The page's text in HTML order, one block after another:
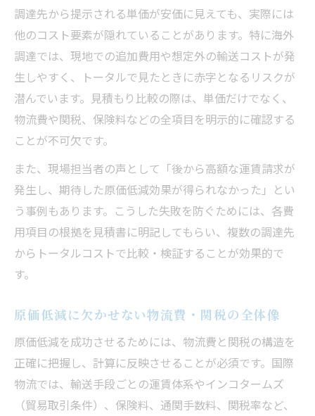
調達先から提示される単価が安価に見えても、実際には
他のコスト要素が隠れていることがあります。特に海外
調達では、現地での追加費用や想定外の輸送コストが発
生しやすく、トータルで見たときに赤字となるリスクが
潜んでいます。見積もり比較の際は、単価だけでなく、
物流費や関税、保険料などの全項目を明示的に確認する
ことが不可欠です。
また、現場担当者の声として「後から高額な運賃請求が
発生し、期待した原価低減効果が得られなかった」とい
う事例もあります。こうした失敗を防ぐためには、各費
用項目の根拠を見積書に明記してもらい、複数の調達先
からトータルコストで比較・検証することが効果的で
す。
原価低減に欠かせない物流費・関税の全体像
原価低減を成功させるためには、物流費と関税の構造を
正確に把握し、計算に反映させることが必須です。国際
物流では、輸送手段ごとの運賃体系やインコタームズ
（貿易取引条件）、保険料、通関手数料、関税率など、